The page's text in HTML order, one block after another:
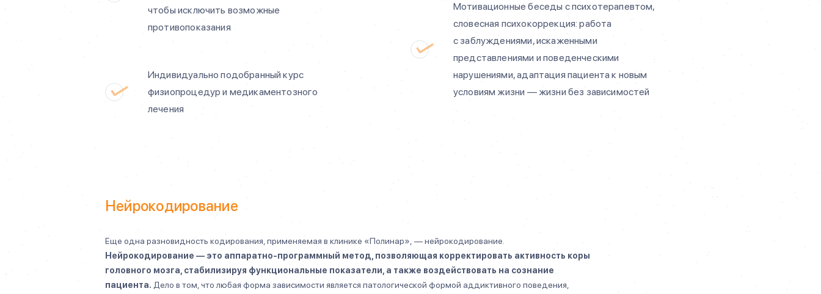
чтобы исключить возможные
противопоказания
Индивидуально подобранный курс
физиопроцедур и медикаментозного
лечения
Мотивационные беседы с психотерапевтом,
словесная психокоррекция: работа
с заблуждениями, искаженными
представлениями и поведенческими
нарушениями, адаптация пациента к новым
условиям жизни — жизни без зависимостей
Нейрокодирование
Еще одна разновидность кодирования, применяемая в клинике «Полинар», — нейрокодирование.
Нейрокодирование — это аппаратно-программный метод, позволяющая корректировать активность коры
головного мозга, стабилизируя функциональные показатели, а также воздействовать на сознание
пациента. Дело в том, что любая форма зависимости является патологической формой аддиктивного поведения,